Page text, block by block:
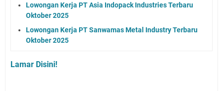
Lowongan Kerja PT Asia Indopack Industries Terbaru
Oktober 2025
Lowongan Kerja PT Sanwamas Metal Industry Terbaru
Oktober 2025
Lamar Disini!